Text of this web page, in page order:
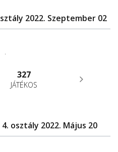
2022. Szeptember 02
.
327
JÁTÉKOS
4. osztály 2022. Május 20